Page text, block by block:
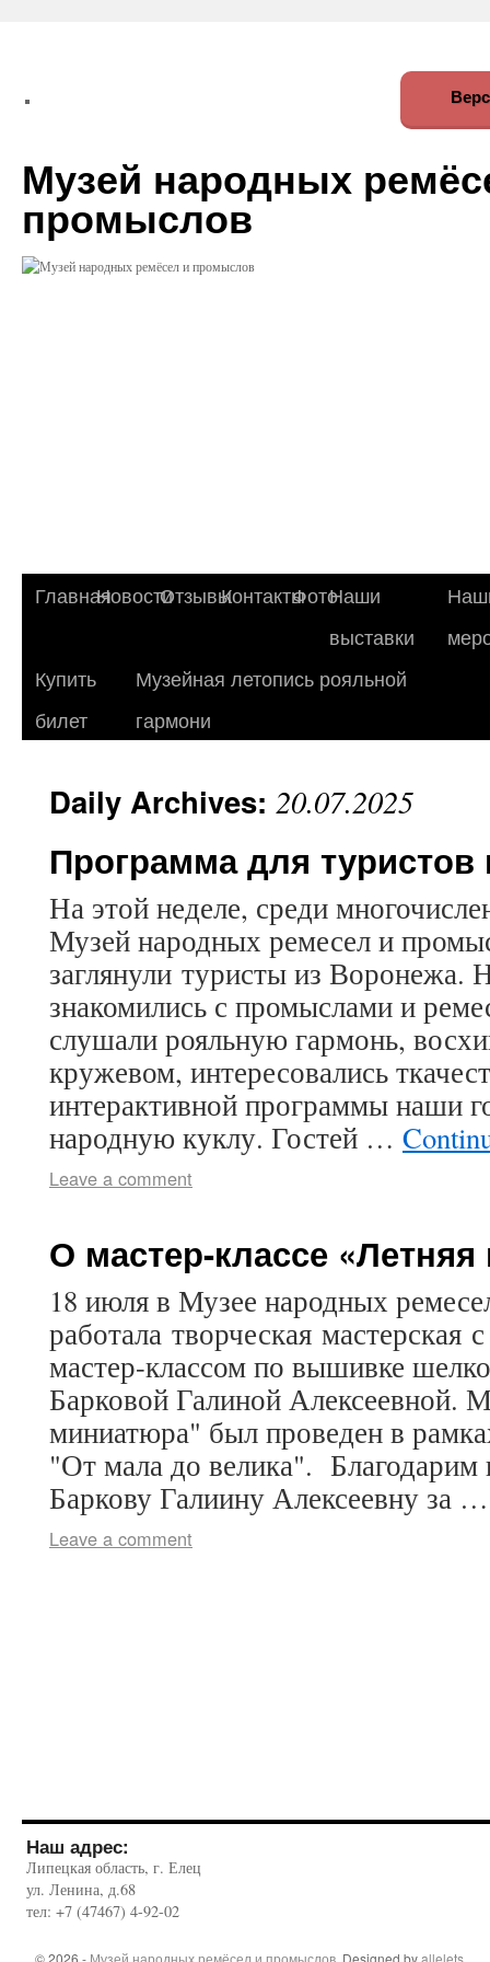
Музей народных
промыслов
ГлавнаяНовостиОтзывыКонтактыФотоНаши
выставки
Купить
билет
Музейная летопись рояльной
гармони
Daily Archives: 20.07.2025
Программа для
На этой неделе, среди
Музей народных ремесел и
заглянули туристы из Воронежа.
знакомились с промыслами и
слушали рояльную гармонь,
кружевом, интересовались
интерактивной программы наши
народную куклу. Гостей …
Leave a comment
О мастер-классе
18 июля в Музее народных
работала творческая мастерская
мастер-классом по вышивке
Барковой Галиной Алексеевной.
миниатюра" был проведен в
"От мала до велика". Благодарим
Баркову Галиину Алексеевну за
Leave a comment
Наш адрес:
Липецкая область, г. Елец
ул. Ленина, д.68
тел: +7 (47467) 4-92-02
© 2026 - Музей народных ремёсел и промыслов . Designed byallelets